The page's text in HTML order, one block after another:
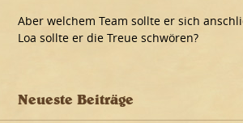
Aber welchem Team sollte er sich
Loa sollte er die Treue schwören?
Neueste Beiträge